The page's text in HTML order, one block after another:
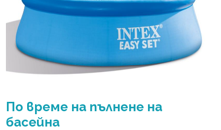
По време на пълнене на
басейна